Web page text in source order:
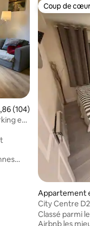
moyenne sur la
(104)
et
Coup de
Coup de
Appartement
City Centre
Fi/petit-
Classé parmi
Airbnb les